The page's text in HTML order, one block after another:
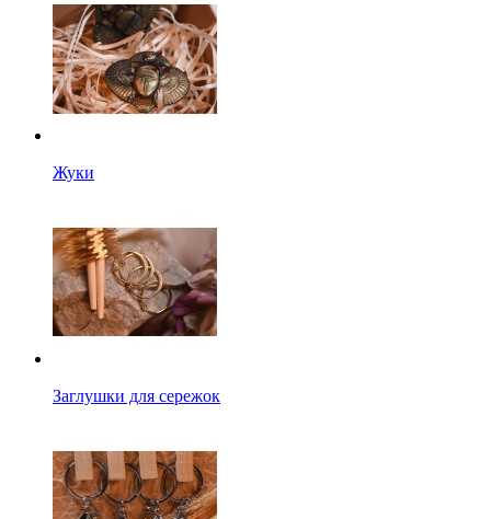
Жуки
Заглушки для сережок